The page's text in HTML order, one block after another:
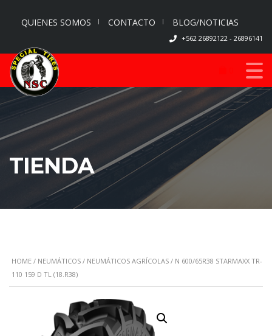
QUIENES SOMOS CONTACTO BLOG/NOTICIAS
+562 26892122 - 26896141
TIENDA
HOME / NEUMÁTICOS / NEUMÁTICOS AGRÍCOLAS / N 600/65R38 STARMAXX TR-
110 159 D TL (18.R38)